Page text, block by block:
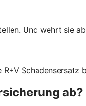
Und wehrt sie
Schadensersatz
ab?